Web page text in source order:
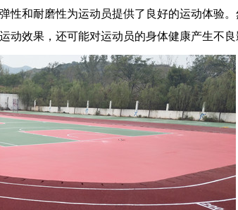
性和耐磨性为运动员提供了良好的运动体验
效果，还可能对运动员的身体健康产生不良